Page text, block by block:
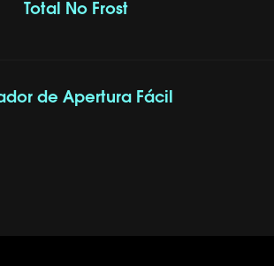
Total No Frost
de Apertura Fácil